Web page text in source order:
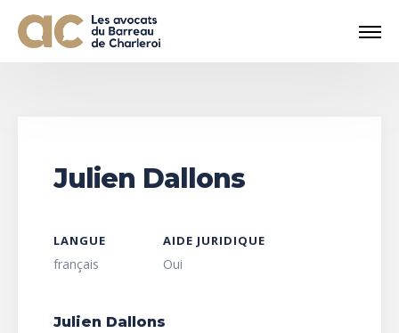
Julien Dallons
LANGUE
français
AIDE JURIDIQUE
Oui
Julien Dallons